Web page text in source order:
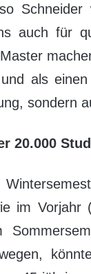
Schneider
auch für
als
sondern
20.000
im